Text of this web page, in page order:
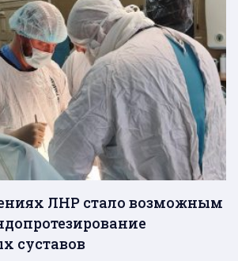
ЛНР стало возможным
суставов